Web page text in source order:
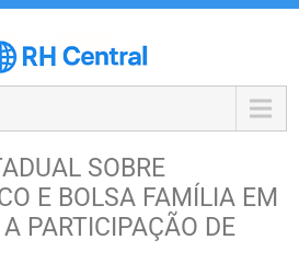
SOBRE
E BOLSA FAMÍLIA EM
PARTICIPAÇÃO DE